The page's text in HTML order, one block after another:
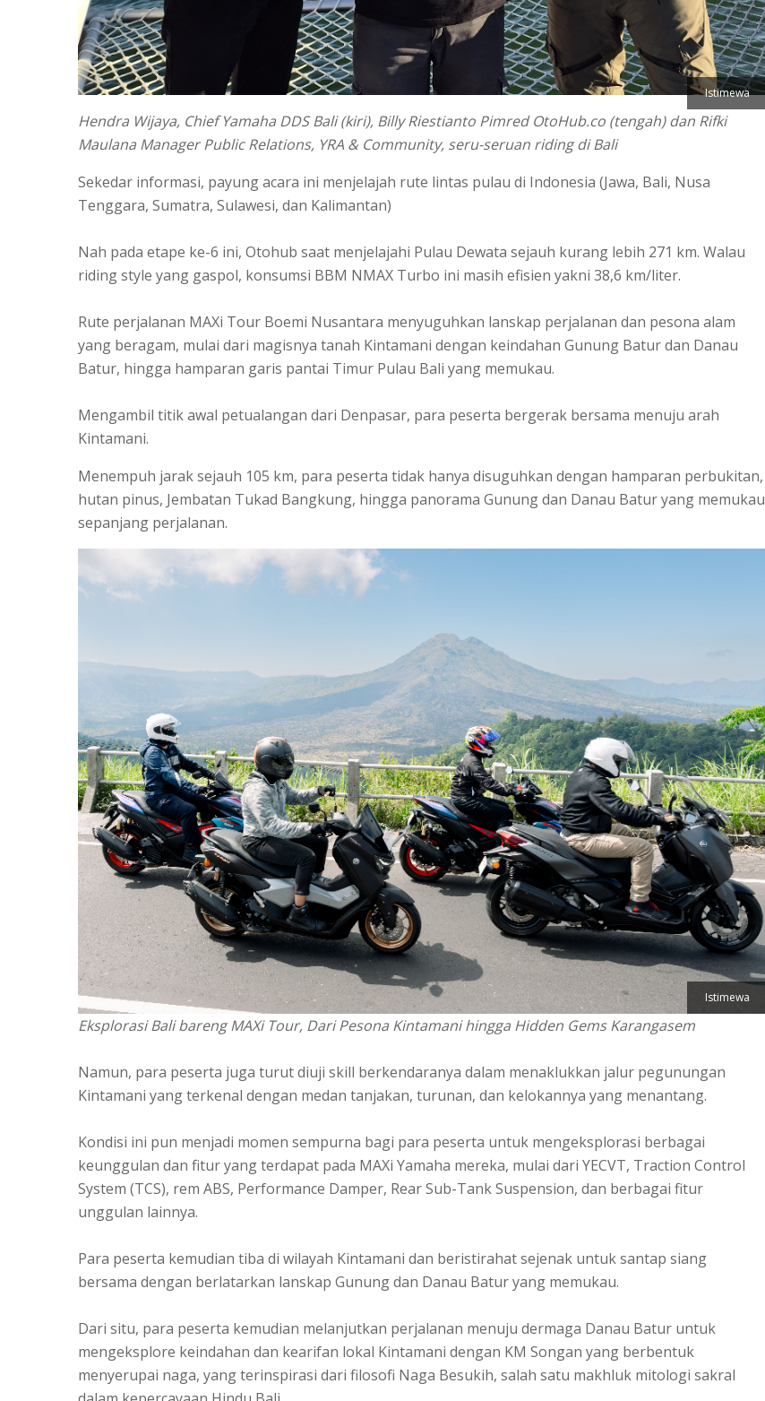
Istimewa
Hendra Wijaya, Chief Yamaha DDS Bali (kiri), Billy Riestianto Pimred OtoHub.co (tengah) dan Rifki
Maulana Manager Public Relations, YRA & Community, seru-seruan riding di Bali
Sekedar informasi, payung acara ini menjelajah rute lintas pulau di Indonesia (Jawa, Bali, Nusa
Tenggara, Sumatra, Sulawesi, dan Kalimantan)
Nah pada etape ke-6 ini, Otohub saat menjelajahi Pulau Dewata sejauh kurang lebih 271 km. Walau
riding style yang gaspol, konsumsi BBM NMAX Turbo ini masih efisien yakni 38,6 km/liter.
Rute perjalanan MAXi Tour Boemi Nusantara menyuguhkan lanskap perjalanan dan pesona alam
yang beragam, mulai dari magisnya tanah Kintamani dengan keindahan Gunung Batur dan Danau
Batur, hingga hamparan garis pantai Timur Pulau Bali yang memukau.
Mengambil titik awal petualangan dari Denpasar, para peserta bergerak bersama menuju arah
Kintamani.
Menempuh jarak sejauh 105 km, para peserta tidak hanya disuguhkan dengan hamparan perbukitan,
hutan pinus, Jembatan Tukad Bangkung, hingga panorama Gunung dan Danau Batur yang memukau
sepanjang perjalanan.
Istimewa
Eksplorasi Bali bareng MAXi Tour, Dari Pesona Kintamani hingga Hidden Gems Karangasem
Namun, para peserta juga turut diuji skill berkendaranya dalam menaklukkan jalur pegunungan
Kintamani yang terkenal dengan medan tanjakan, turunan, dan kelokannya yang menantang.
Kondisi ini pun menjadi momen sempurna bagi para peserta untuk mengeksplorasi berbagai
keunggulan dan fitur yang terdapat pada MAXi Yamaha mereka, mulai dari YECVT, Traction Control
System (TCS), rem ABS, Performance Damper, Rear Sub-Tank Suspension, dan berbagai fitur
unggulan lainnya.
Para peserta kemudian tiba di wilayah Kintamani dan beristirahat sejenak untuk santap siang
bersama dengan berlatarkan lanskap Gunung dan Danau Batur yang memukau.
Dari situ, para peserta kemudian melanjutkan perjalanan menuju dermaga Danau Batur untuk
mengeksplore keindahan dan kearifan lokal Kintamani dengan KM Songan yang berbentuk
menyerupai naga, yang terinspirasi dari filosofi Naga Besukih, salah satu makhluk mitologi sakral